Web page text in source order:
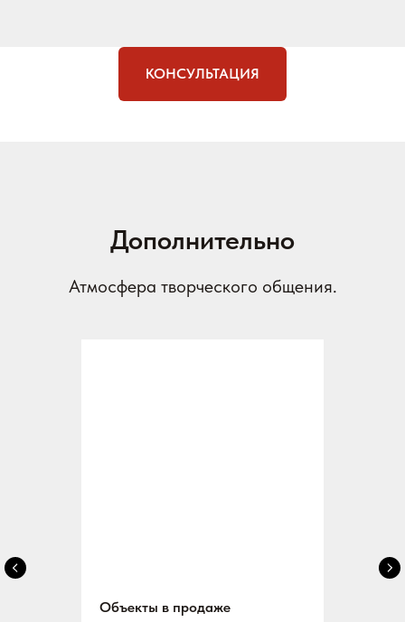
КОНСУЛЬТАЦИЯ
Дополнительно
Атмосфера творческого общения.
Объекты в продаже